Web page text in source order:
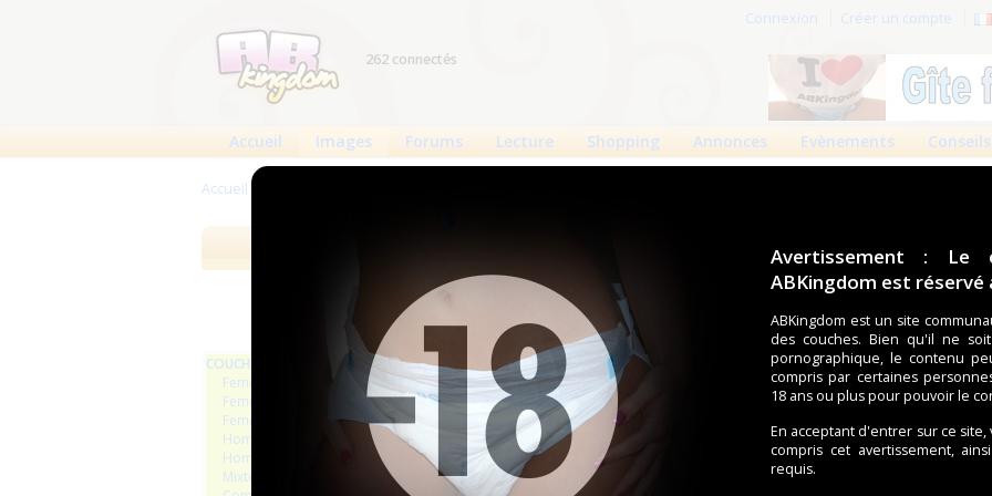
Avertissement : Le
ABKingdom est réservé
ABKingdom est un site
des couches. Bien qu'il ne
pornographique, le contenu
compris par certaines
18 ans ou plus pour pouvoir le
En acceptant d'entrer sur ce
compris cet avertissement,
requis.
Connexion Créer un compte
262 connectés
Accueil Images Forums Lecture Shopping Annonces Evènements Conseils
Accueil
COUCHES
Femmes
Femmes séries et rafales
Femmes vintage
Hommes séries et rafales
Hommes
Mixte
3 ... 18 Suivant